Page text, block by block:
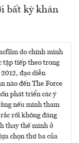
bất kỳ khán
do chính mình
tập tiếp theo trong
đạo diễn
nào đến The Force
phát triển các ý
nếu mình tham
rối không đáng
thay thế mình ở
chọn thứ ba của